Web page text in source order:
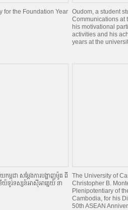
for the Foundation Year Oudom, a student
Communications at
his motivational
activities and his
years at the
ពុជា សម្ដែងការបង្ហាញម៉ូត ពី
ទូរទស្សន៍អាស៊ីអាគ្នេយ៍ នា
The University of
Christopher B.
Plenipotentiary of
Cambodia, for his
50th ASEAN